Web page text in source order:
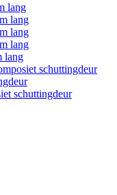
lang
lang
lang
lang
lang
schuttingdeur
schuttingdeur